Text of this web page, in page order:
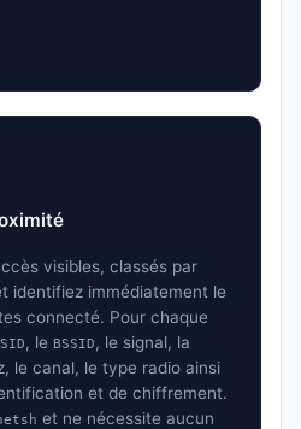
visibles, classés par
identifiez immédiatement le
connecté. Pour chaque
, le BSSID, le signal, la
le canal, le type radio ainsi
et de chiffrement.
et ne nécessite aucun